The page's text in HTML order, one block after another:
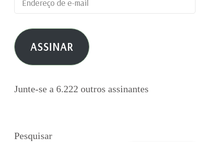
de
e-
mail ASSINAR
Junte-se a 6.222 outros assinantes
Pesquisar